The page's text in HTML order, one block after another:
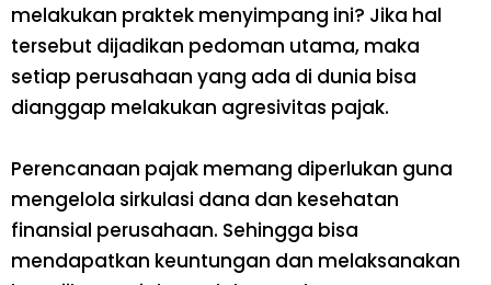
melakukan praktek menyimpang ini? Jika hal
tersebut dijadikan pedoman utama, maka
setiap perusahaan yang ada di dunia bisa
dianggap melakukan agresivitas pajak.
Perencanaan pajak memang diperlukan guna
mengelola sirkulasi dana dan kesehatan
finansial perusahaan. Sehingga bisa
mendapatkan keuntungan dan melaksanakan